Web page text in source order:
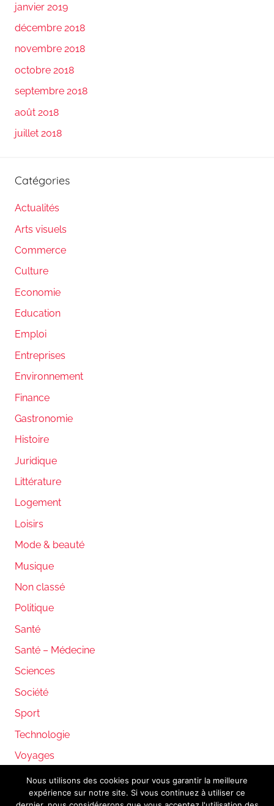
janvier 2019
décembre 2018
novembre 2018
octobre 2018
septembre 2018
août 2018
juillet 2018
Catégories
Actualités
Arts visuels
Commerce
Culture
Economie
Education
Emploi
Entreprises
Environnement
Finance
Gastronomie
Histoire
Juridique
Littérature
Logement
Loisirs
Mode & beauté
Musique
Non classé
Politique
Santé
Santé – Médecine
Sciences
Société
Sport
Technologie
Voyages
WordPress Theme: Donovan by ThemeZee.
Nous utilisons des cookies pour vous garantir la meilleure
expérience sur notre site. Si vous continuez à utiliser ce